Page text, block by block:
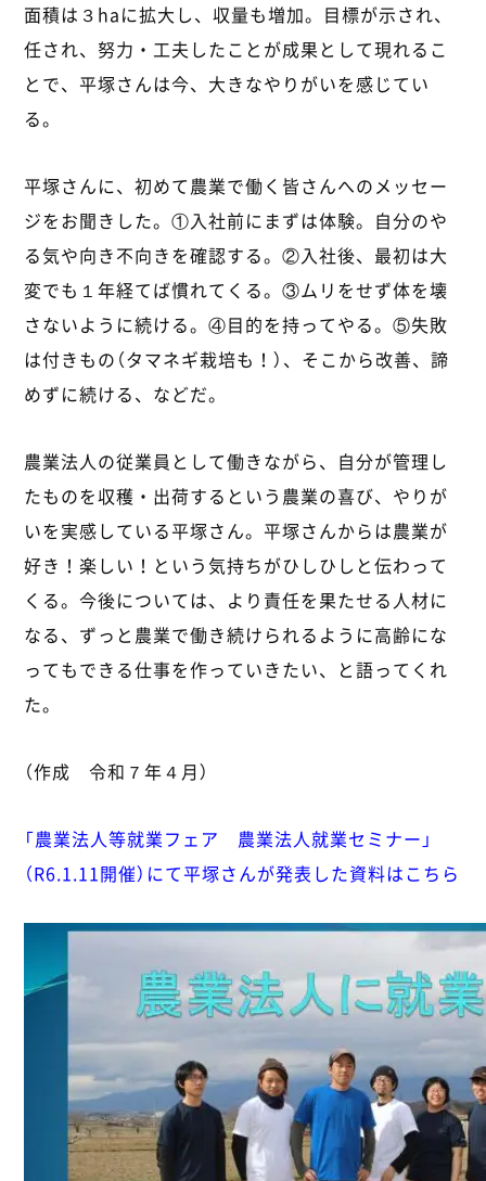
面積は３haに拡大し、収量も増加。目標が示され、
任され、努力・工夫したことが成果として現れるこ
とで、平塚さんは今、大きなやりがいを感じてい
る。
平塚さんに、初めて農業で働く皆さんへのメッセー
ジをお聞きした。①入社前にまずは体験。自分のや
る気や向き不向きを確認する。②入社後、最初は大
変でも１年経てば慣れてくる。③ムリをせず体を壊
さないように続ける。④目的を持ってやる。⑤失敗
は付きもの（タマネギ栽培も！）、そこから改善、諦
めずに続ける、などだ。
農業法人の従業員として働きながら、自分が管理し
たものを収穫・出荷するという農業の喜び、やりが
いを実感している平塚さん。平塚さんからは農業が
好き！楽しい！という気持ちがひしひしと伝わって
くる。今後については、より責任を果たせる人材に
なる、ずっと農業で働き続けられるように高齢にな
ってもできる仕事を作っていきたい、と語ってくれ
た。
（作成 令和７年４月）
「農業法人等就業フェア 農業法人就業セミナー」
（R6.1.11開催）にて平塚さんが発表した資料はこちら